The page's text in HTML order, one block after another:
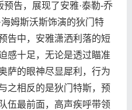
告，展现了安雅·泰勒-乔
姆斯沃斯饰演的狄门特
告中，安雅潇洒利落的短
感十足，无论是透过瞄准
萨的眼神尽显犀利，行为
之相反的是狄门特斯，预
伍最前面，高声疾呼带领